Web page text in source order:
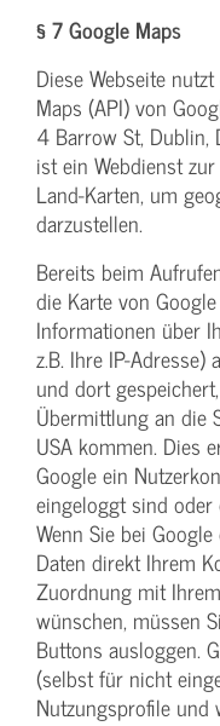
§ 7 Google Maps
Diese Webseite
Maps (API) von
4 Barrow St, Dublin,
ist ein Webdienst
Land-Karten, um
darzustellen.
Bereits beim
die Karte von
Informationen über
z.B. Ihre IP-
und dort
Übermittlung an die
USA kommen. Dies
Google ein
eingeloggt sind
Wenn Sie bei
Daten direkt Ihrem
Zuordnung mit
wünschen, müssen
Buttons ausloggen.
(selbst für nicht
Nutzungsprofile und